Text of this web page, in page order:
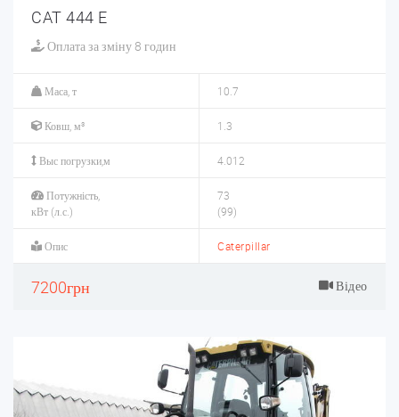
CAT 444 E
Оплата за зміну 8 годин
Маса, т 10.7
Ковш, м³ 1.3
Выс погрузки,м 4.012
Потужність,
кВт (л.с.)
73
(99)
Опис Caterpillar
7200грн Відео